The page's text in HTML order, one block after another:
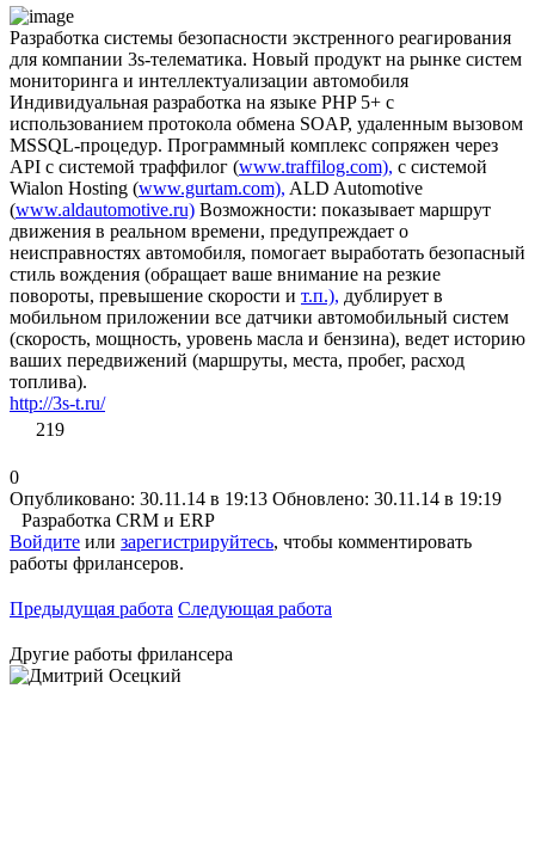
Разработка системы безопасности экстренного реагирования
для компании 3s-телематика. Новый продукт на рынке систем
мониторинга и интеллектуализации автомобиля
Индивидуальная разработка на языке PHP 5+ с
использованием протокола обмена SOAP, удаленным вызовом
MSSQL-процедур. Программный комплекс сопряжен через
API с системой траффилог (www.traffilog.com), с системой
Wialon Hosting (www.gurtam.com), ALD Automotive
(www.aldautomotive.ru) Возможности: показывает маршрут
движения в реальном времени, предупреждает о
неисправностях автомобиля, помогает выработать безопасный
стиль вождения (обращает ваше внимание на резкие
повороты, превышение скорости и т.п.), дублирует в
мобильном приложении все датчики автомобильный систем
(скорость, мощность, уровень масла и бензина), ведет историю
ваших передвижений (маршруты, места, пробег, расход
топлива).
http://3s-t.ru/
219
0
Опубликовано: 30.11.14 в 19:13 Обновлено: 30.11.14 в 19:19
Разработка CRM и ERP
Войдите или зарегистрируйтесь, чтобы комментировать
работы фрилансеров.
Предыдущая работа Следующая работа
Другие работы фрилансера